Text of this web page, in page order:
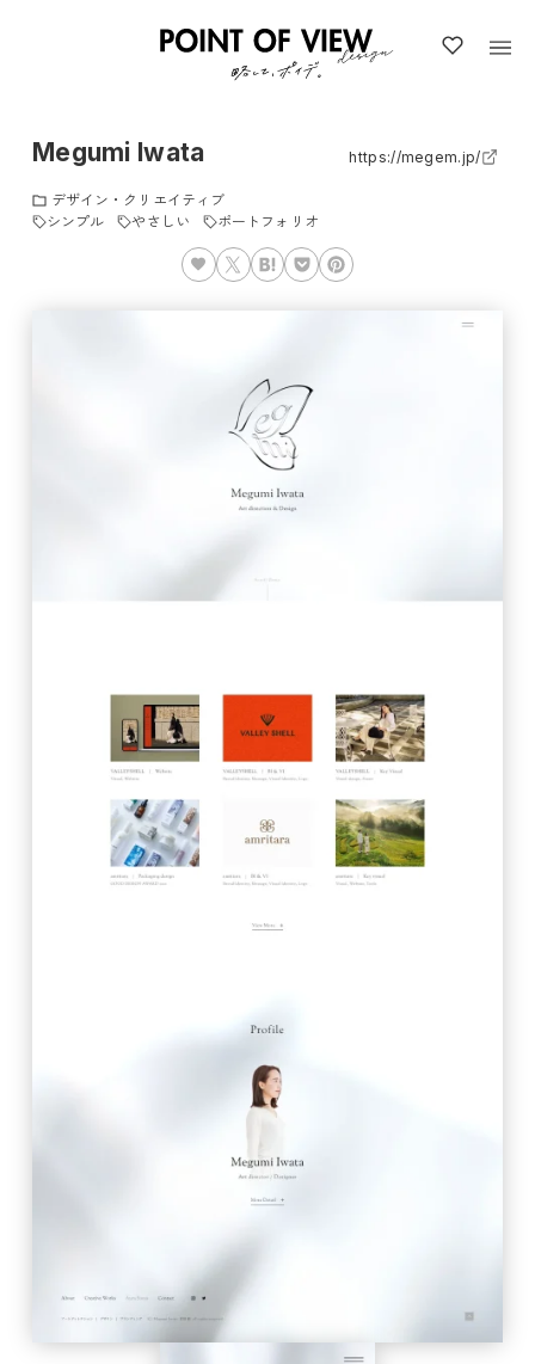
Megumi Iwata https://megem.jp/
デザイン・クリエイティブ
シンプル
やさしい ポートフォリオ